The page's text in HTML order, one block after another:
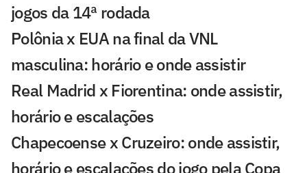
jogos da 14ª rodada
Polônia x EUA na final da VNL
masculina: horário e onde assistir
Real Madrid x Fiorentina: onde assistir,
horário e escalações
Chapecoense x Cruzeiro: onde assistir,
horário e escalações do jogo pela Copa